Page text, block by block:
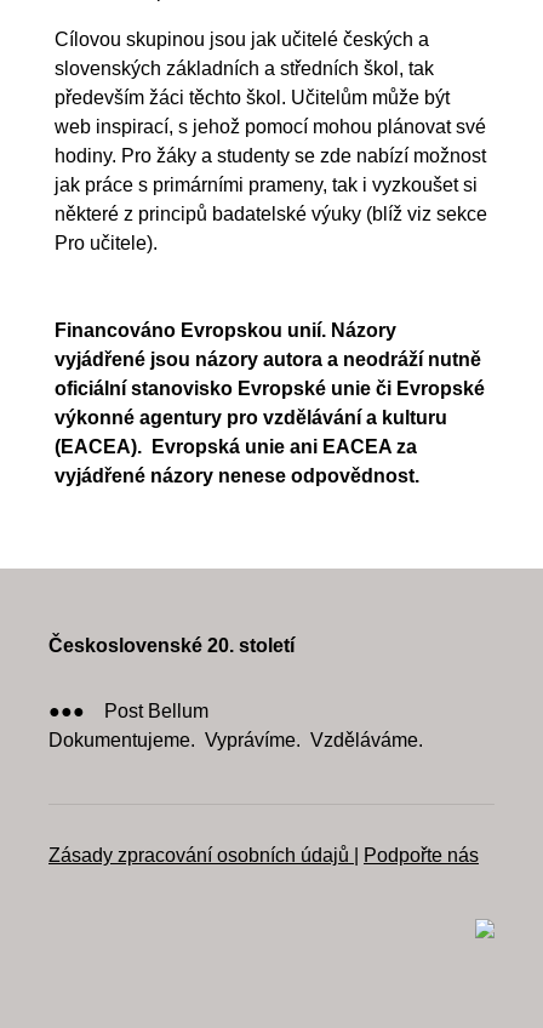
Cílovou skupinou jsou jak učitelé českých a
slovenských základních a středních škol, tak
především žáci těchto škol. Učitelům může být
web inspirací, s jehož pomocí mohou plánovat své
hodiny. Pro žáky a studenty se zde nabízí možnost
jak práce s primárními prameny, tak i vyzkoušet si
některé z principů badatelské výuky (blíž viz sekce
Pro učitele).
Financováno Evropskou unií. Názory
vyjádřené jsou názory autora a neodráží nutně
oficiální stanovisko Evropské unie či Evropské
výkonné agentury pro vzdělávání a kulturu
(EACEA). Evropská unie ani EACEA za
vyjádřené názory nenese odpovědnost.
Československé 20. století
●●● Post Bellum
Dokumentujeme. Vyprávíme. Vzděláváme.
Zásady zpracování osobních údajů Podpořte nás